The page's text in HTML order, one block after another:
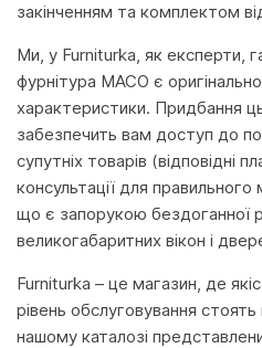
закінченням та комплектом
Ми, у Furniturka, як експерти,
фурнітура MACO є
характеристики. Придбання
забезпечить вам доступ до
супутніх товарів (відповідні
консультації для
що є запорукою бездоганної
великогабаритних вікон і
Furniturka – це магазин, де
рівень обслуговування
нашому каталозі